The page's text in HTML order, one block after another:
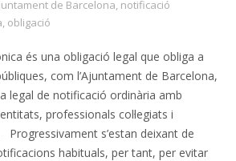
de Barcelona, notificació
, obligació
és una obligació legal que obliga a
com l’Ajuntament de Barcelona,
legal de notificació ordinària amb
professionals col·legiats i
s’estan deixant de
habituals, per tant, per evitar